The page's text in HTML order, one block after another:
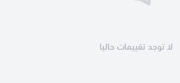
لا توجد تقييمات حاليا